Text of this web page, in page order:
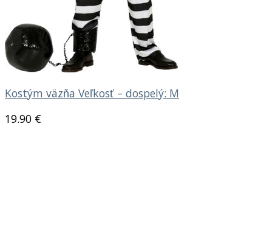
Kostým väzňa Veľkosť – dospelý: M
19.90 €